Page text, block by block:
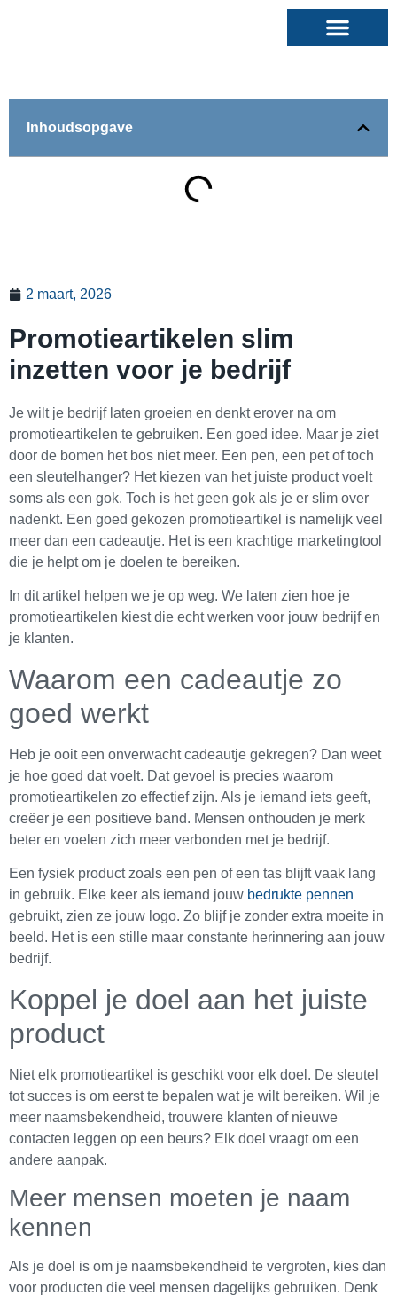
Inhoudsopgave
2 maart, 2026
Promotieartikelen slim
inzetten voor je bedrijf
Je wilt je bedrijf laten groeien en denkt erover na om
promotieartikelen te gebruiken. Een goed idee. Maar je ziet
door de bomen het bos niet meer. Een pen, een pet of toch
een sleutelhanger? Het kiezen van het juiste product voelt
soms als een gok. Toch is het geen gok als je er slim over
nadenkt. Een goed gekozen promotieartikel is namelijk veel
meer dan een cadeautje. Het is een krachtige marketingtool
die je helpt om je doelen te bereiken.
In dit artikel helpen we je op weg. We laten zien hoe je
promotieartikelen kiest die echt werken voor jouw bedrijf en
je klanten.
Waarom een cadeautje zo
goed werkt
Heb je ooit een onverwacht cadeautje gekregen? Dan weet
je hoe goed dat voelt. Dat gevoel is precies waarom
promotieartikelen zo effectief zijn. Als je iemand iets geeft,
creëer je een positieve band. Mensen onthouden je merk
beter en voelen zich meer verbonden met je bedrijf.
Een fysiek product zoals een pen of een tas blijft vaak lang
in gebruik. Elke keer als iemand jouw bedrukte pennen
gebruikt, zien ze jouw logo. Zo blijf je zonder extra moeite in
beeld. Het is een stille maar constante herinnering aan jouw
bedrijf.
Koppel je doel aan het juiste
product
Niet elk promotieartikel is geschikt voor elk doel. De sleutel
tot succes is om eerst te bepalen wat je wilt bereiken. Wil je
meer naamsbekendheid, trouwere klanten of nieuwe
contacten leggen op een beurs? Elk doel vraagt om een
andere aanpak.
Meer mensen moeten je naam
kennen
Als je doel is om je naamsbekendheid te vergroten, kies dan
voor producten die veel mensen dagelijks gebruiken. Denk